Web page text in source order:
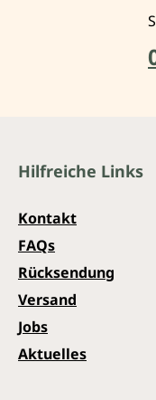
Hilfreiche Links
Kontakt
FAQs
Rücksendung
Versand
Jobs
Aktuelles